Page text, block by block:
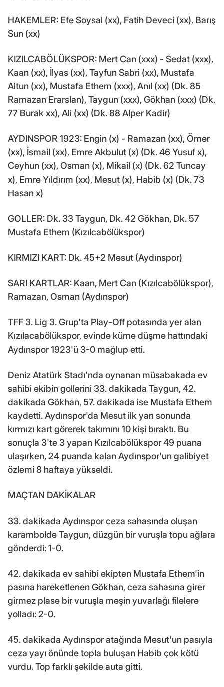
HAKEMLER: Efe Soysal (xx), Fatih Deveci (xx), Barış
Sun (xx)
KIZILCABÖLÜKSPOR: Mert Can (xxx) - Sedat (xxx),
Kaan (xx), İlyas (xx), Tayfun Sabri (xx), Mustafa
Altun (xx), Mustafa Ethem (xxx), Anıl (xx) (Dk. 85
Ramazan Erarslan), Taygun (xxx), Gökhan (xxx) (Dk.
77 Burak xx), Ali (xx) (Dk. 88 Alper Kadir)
AYDINSPOR 1923: Engin (x) - Ramazan (xx), Ömer
(xx), İsmail (xx), Emre Akbulut (x) (Dk. 46 Yusuf x),
Ceyhun (xx), Osman (x), Mikail (x) (Dk. 62 Tuncay
x), Emre Yıldırım (xx), Mesut (x), Habib (x) (Dk. 73
Hasan x)
GOLLER: Dk. 33 Taygun, Dk. 42 Gökhan, Dk. 57
Mustafa Ethem (Kızılcabölükspor)
KIRMIZI KART: Dk. 45+2 Mesut (Aydınspor)
SARI KARTLAR: Kaan, Mert Can (Kızılcabölükspor),
Ramazan, Osman (Aydınspor)
TFF 3. Lig 3. Grup'ta Play-Off potasında yer alan
Kızılacabölükspor, evinde küme düşme hattındaki
Aydınspor 1923'ü 3-0 mağlup etti.
Deniz Atatürk Stadı'nda oynanan müsabakada ev
sahibi ekibin gollerini 33. dakikada Taygun, 42.
dakikada Gökhan, 57. dakikada ise Mustafa Ethem
kaydetti. Aydınspor'da Mesut ilk yarı sonunda
kırmızı kart görerek takımını 10 kişi bıraktı. Bu
sonuçla 3'te 3 yapan Kızılcabölükspor 49 puana
ulaşırken, 24 puanda kalan Aydınspor'un galibiyet
özlemi 8 haftaya yükseldi.
MAÇTAN DAKİKALAR
33. dakikada Aydınspor ceza sahasında oluşan
karambolde Taygun, düzgün bir vuruşla topu ağlara
gönderdi: 1-0.
42. dakikada ev sahibi ekipten Mustafa Ethem'in
pasına hareketlenen Gökhan, ceza sahasına girer
girmez plase bir vuruşla meşin yuvarlağı filelere
yolladı: 2-0.
45. dakikada Aydınspor atağında Mesut'un pasıyla
ceza yayı önünde topla buluşan Habib çok kötü
vurdu. Top farklı şekilde auta gitti.